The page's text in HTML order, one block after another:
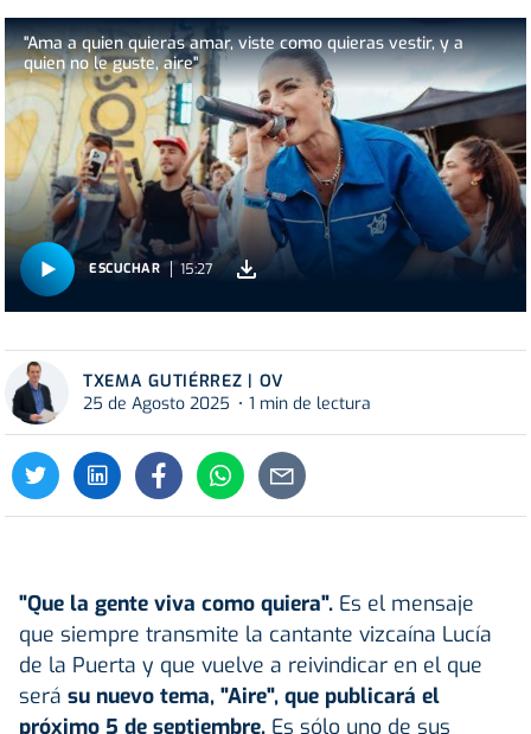
"Ama a quien quieras amar, viste como quieras vestir, y a
quien no le guste, aire"
ESCUCHAR 15:27
TXEMA GUTIÉRREZ | OV
25 de Agosto 2025
1 min de lectura
"Que la gente viva como quiera". Es el mensaje
que siempre transmite la cantante vizcaína Lucía
de la Puerta y que vuelve a reivindicar en el que
será su nuevo tema, "Aire", que publicará el
próximo 5 de septiembre. Es sólo uno de sus